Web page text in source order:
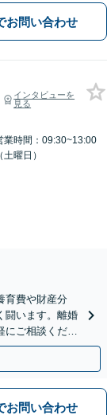
お問い合わせ
インタビューを
見る
業時間：09:30~13:00
（土曜日）
育費や財産分
闘います。離婚
にご相談くださ
お問い合わせ